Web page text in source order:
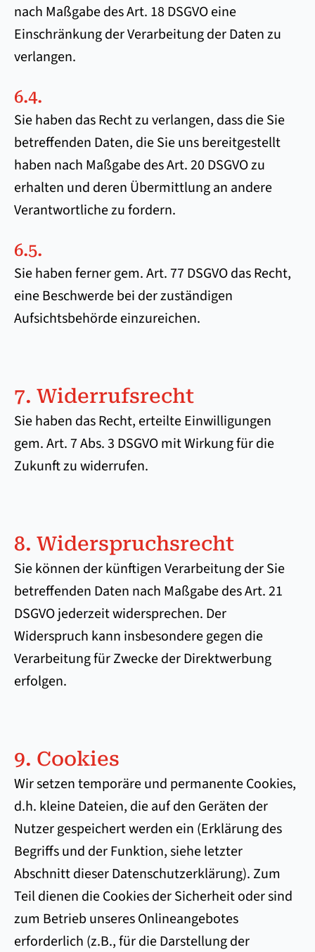
nach Maßgabe des Art. 18 DSGVO eine
Einschränkung der Verarbeitung der Daten zu
verlangen.
6.4.
Sie haben das Recht zu verlangen, dass die Sie
betreffenden Daten, die Sie uns bereitgestellt
haben nach Maßgabe des Art. 20 DSGVO zu
erhalten und deren Übermittlung an andere
Verantwortliche zu fordern.
6.5.
Sie haben ferner gem. Art. 77 DSGVO das Recht,
eine Beschwerde bei der zuständigen
Aufsichtsbehörde einzureichen.
7. Widerrufsrecht
Sie haben das Recht, erteilte Einwilligungen
gem. Art. 7 Abs. 3 DSGVO mit Wirkung für die
Zukunft zu widerrufen.
8. Widerspruchsrecht
Sie können der künftigen Verarbeitung der Sie
betreffenden Daten nach Maßgabe des Art. 21
DSGVO jederzeit widersprechen. Der
Widerspruch kann insbesondere gegen die
Verarbeitung für Zwecke der Direktwerbung
erfolgen.
9. Cookies
Wir setzen temporäre und permanente Cookies,
d.h. kleine Dateien, die auf den Geräten der
Nutzer gespeichert werden ein (Erklärung des
Begriffs und der Funktion, siehe letzter
Abschnitt dieser Datenschutzerklärung). Zum
Teil dienen die Cookies der Sicherheit oder sind
zum Betrieb unseres Onlineangebotes
erforderlich (z.B., für die Darstellung der